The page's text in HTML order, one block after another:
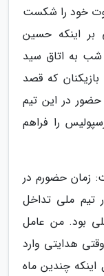
خود را شکست
بر اینکه حسین
شب به اتاق سید
که قصد
حضور در این تیم
را فراهم
زمان حضورم در
تیم ملی تداخل
بود. من عامل
هدایتی وارد
چندین ماه